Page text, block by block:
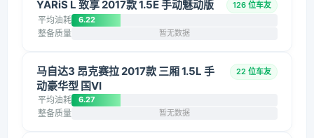
YARiS L 致享 2017款 1.5E 手动魅动版 126 位车友
平均油耗 6.22
整备质量 暂无数据
马自达3 昂克赛拉 2017款 三厢 1.5L 手
动豪华型 国VI
22 位车友
平均油耗 6.27
整备质量 暂无数据